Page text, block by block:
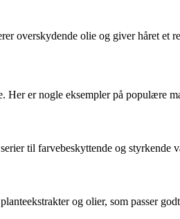
overskydende olie og giver håret et
Her er nogle eksempler på populære
til farvebeskyttende og
og olier, som passer